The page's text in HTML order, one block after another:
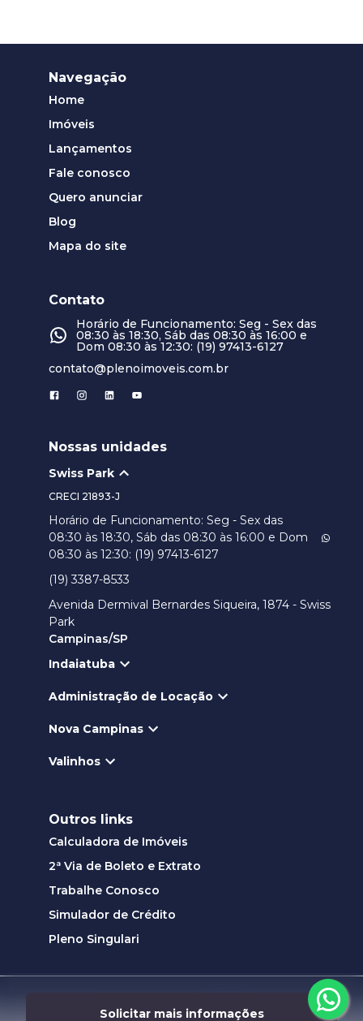
Solicitar mais informações
Navegação
Home
Imóveis
Lançamentos
Fale conosco
Quero anunciar
Blog
Mapa do site
Contato
Horário de Funcionamento: Seg - Sex das
08:30 às 18:30, Sáb das 08:30 às 16:00 e
Dom 08:30 às 12:30: (19) 97413-6127
contato@plenoimoveis.com.br
Nossas unidades
Swiss Park
CRECI 21893-J
Horário de Funcionamento: Seg - Sex das
08:30 às 18:30, Sáb das 08:30 às 16:00 e Dom
08:30 às 12:30: (19) 97413-6127
(19) 3387-8533
Avenida Dermival Bernardes Siqueira, 1874 - Swiss
Park
Campinas/SP
Indaiatuba
Administração de Locação
Nova Campinas
Valinhos
Outros links
Calculadora de Imóveis
2ª Via de Boleto e Extrato
Trabalhe Conosco
Simulador de Crédito
Pleno Singulari
Desenvolvido por